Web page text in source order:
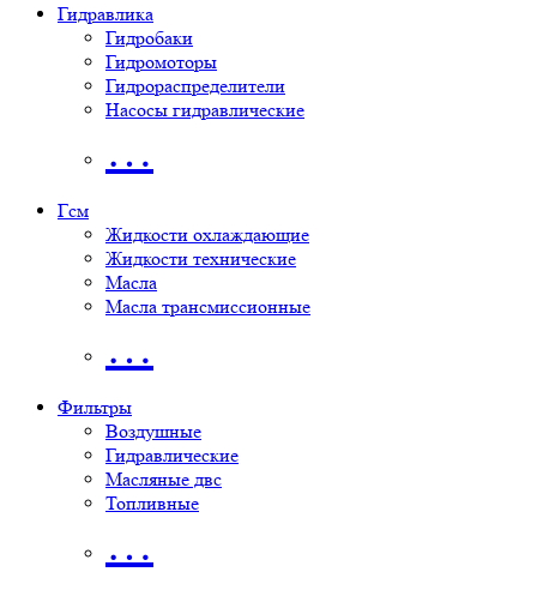
Гидравлика
Гидробаки
Гидромоторы
Гидрораспределители
Насосы гидравлические
…
Гсм
Жидкости охлаждающие
Жидкости технические
Масла
Масла трансмиссионные
…
Фильтры
Воздушные
Гидравлические
Масляные двс
Топливные
…